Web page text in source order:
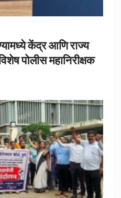
केंद्र आणि राज्य
पोलीस महानिरीक्षक